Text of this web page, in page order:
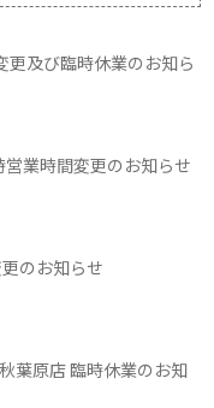
更及び臨時休業のお知ら
営業時間変更のお知らせ
のお知らせ
葉原店 臨時休業のお知